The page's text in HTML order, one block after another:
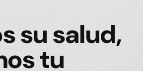
su salud,
tu